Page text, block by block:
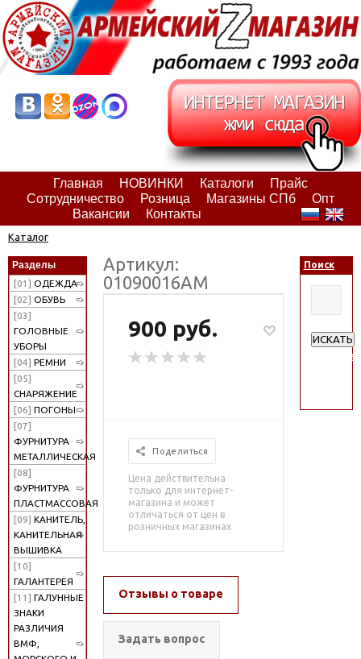
Главная НОВИНКИ Каталоги
Прайс
Сотрудничество
Розница Магазины СПб
Опт
Вакансии
Контакты
Каталог
Разделы
[01] ОДЕЖДА
[02] ОБУВЬ
[03]
ГОЛОВНЫЕ
УБОРЫ
[04] РЕМНИ
[05]
СНАРЯЖЕНИЕ
[06] ПОГОНЫ
[07]
ФУРНИТУРА
МЕТАЛЛИЧЕСКАЯ
[08]
ФУРНИТУРА
ПЛАСТМАССОВАЯ
[09] КАНИТЕЛЬ,
КАНИТЕЛЬНАЯ
ВЫШИВКА
[10]
ГАЛАНТЕРЕЯ
[11] ГАЛУННЫЕ
ЗНАКИ
РАЗЛИЧИЯ
ВМФ,
Артикул:
01090016АМ
900 руб.
Поделиться
Цена действительна
только для интернет-
магазина и может
отличаться от цен в
розничных магазинах
Отзывы о товаре
Задать вопрос
Поиск
ИСКАТЬ